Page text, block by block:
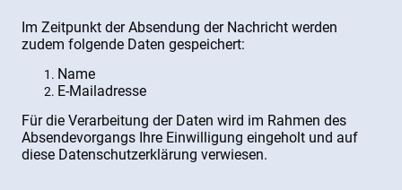
Im Zeitpunkt der Absendung der Nachricht werden
zudem folgende Daten gespeichert:
Name
E-Mailadresse
Für die Verarbeitung der Daten wird im Rahmen des
Absendevorgangs Ihre Einwilligung eingeholt und auf
diese Datenschutzerklärung verwiesen.